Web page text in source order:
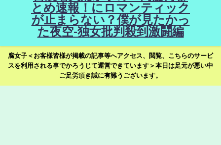
とめ速報！にロマンティック
が止まらない？僕が見たかっ
た夜空-独女批判殺到激闘編
腐女子＜お客様皆様が掲載の記事等へアクセス、閲覧、こちらのサービ
スを利用される事でかろうじて運営できています＞本日は足元が悪い中
ご足労頂き誠に有難うございます。